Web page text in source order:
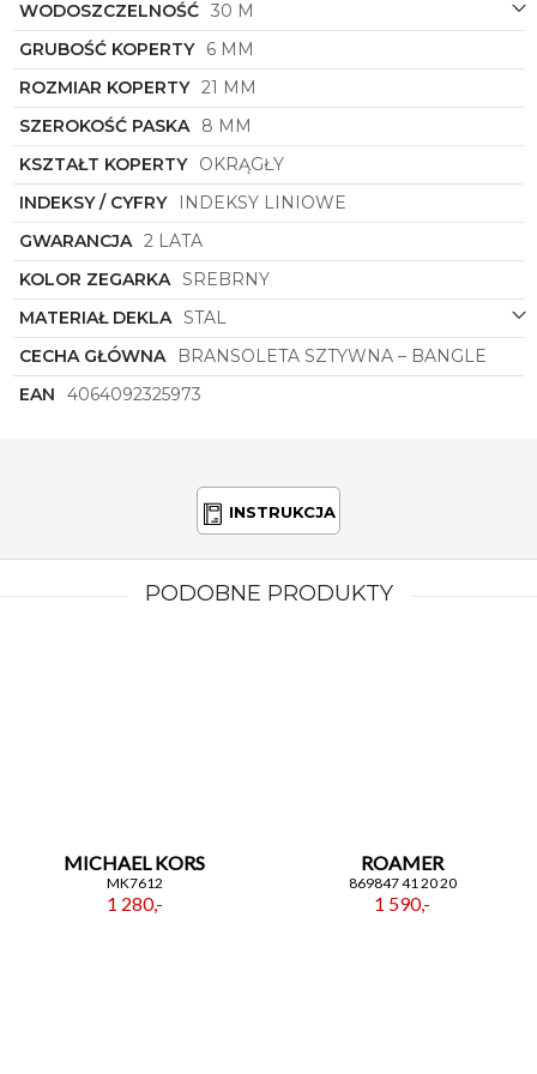
dekoracyjny, który przyciąga spojrzenia i wzbudza
zainteresowanie.
Zegarek damskiMichael Kors MK7529to
doskonały przykład połączenia nowoczesnego
designu z wysoką jakością wykonania. Dla kobiet
ceniących elegancję, styl i precyzję ten czasomierz
będzie niezastąpionym towarzyszem na każdą
okazję. Niech symbolMK7529stanie się symbolem
Twojego wyjątkowego stylu i niezawodnej klasy!
WODOSZCZELNOŚĆ 30 M
GRUBOŚĆ KOPERTY 6 MM
ROZMIAR KOPERTY 21 MM
SZEROKOŚĆ PASKA 8 MM
KSZTAŁT KOPERTY OKRĄGŁY
INDEKSY / CYFRY
INDEKSY LINIOWE
GWARANCJA 2 LATA
KOLOR ZEGARKA SREBRNY
MATERIAŁ DEKLA STAL
CECHA GŁÓWNA
BRANSOLETA SZTYWNA – BANGLE
EAN
4064092325973
INSTRUKCJA
PODOBNE PRODUKTY
MICHAEL KORS
MK7612
1 280,-
ROAMER
869847 41 20 20
1 590,-